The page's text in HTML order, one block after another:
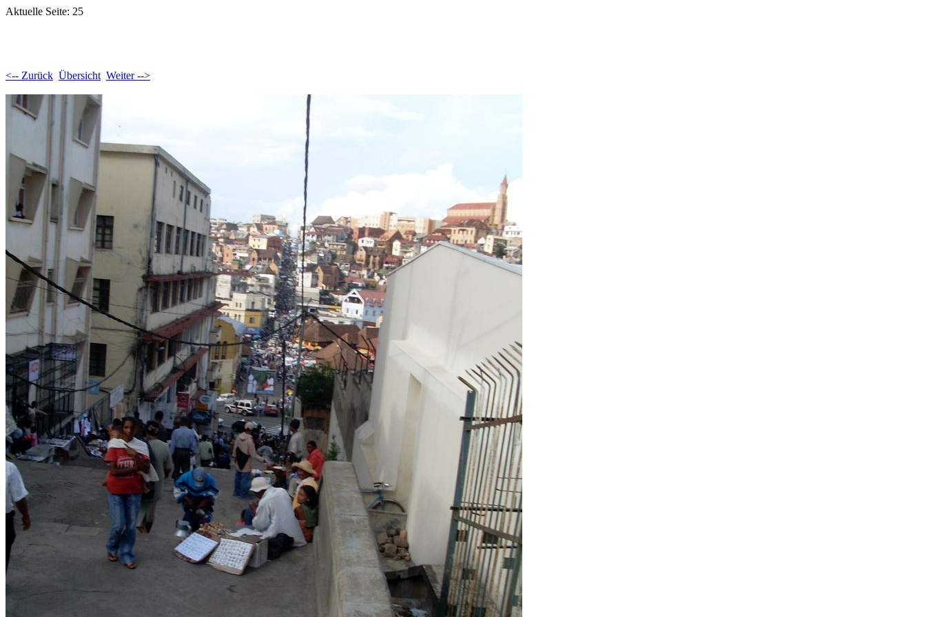
Aktuelle Seite: 25
<-- Zurück Übersicht Weiter -->